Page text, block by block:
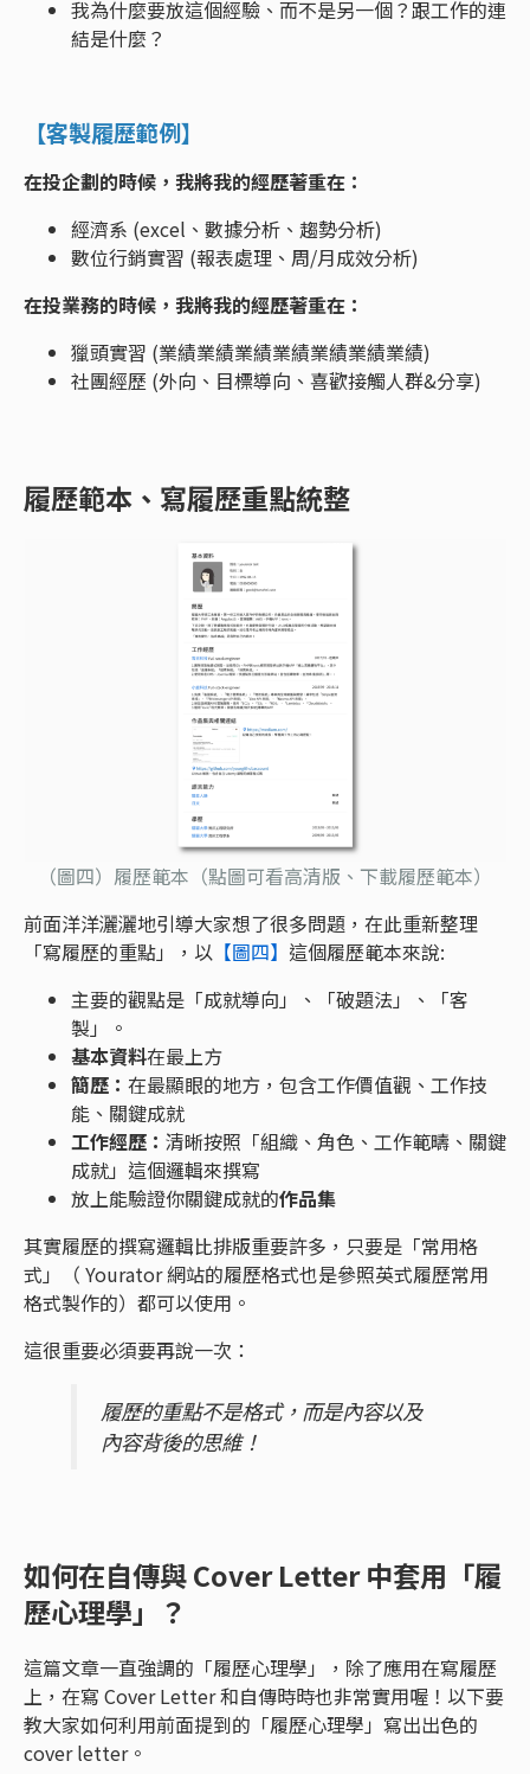
我為什麼要放這個經驗、而不是另一個？跟工作的連
結是什麼？
【客製履歷範例】
在投企劃的時候，我將我的經歷著重在：
經濟系 (excel、數據分析、趨勢分析)
數位行銷實習 (報表處理、周/月成效分析)
在投業務的時候，我將我的經歷著重在：
獵頭實習 (業績業績業績業績業績業績業績)
社團經歷 (外向、目標導向、喜歡接觸人群&分享)
履歷範本、寫履歷重點統整
（圖四）履歷範本（點圖可看高清版、下載履歷範本）
前面洋洋灑灑地引導大家想了很多問題，在此重新整理
「寫履歷的重點」，以 【圖四】 這個履歷範本來說:
主要的觀點是「成就導向」、「破題法」、「客
製」。
基本資料在最上方
簡歷： 在最顯眼的地方，包含工作價值觀、工作技
能、關鍵成就
工作經歷： 清晰按照「組織、角色、工作範疇、關鍵
成就」這個邏輯來撰寫
放上能驗證你關鍵成就的作品集
其實履歷的撰寫邏輯比排版重要許多，只要是「常用格
式」（ Yourator 網站的履歷格式也是參照英式履歷常用
格式製作的）都可以使用。
這很重要必須要再說一次：
履歷的重點不是格式，而是內容以及
內容背後的思維！
如何在自傳與 Cover Letter 中套用「履
歷心理學」？
這篇文章一直強調的「履歷心理學」，除了應用在寫履歷
上，在寫 Cover Letter 和自傳時時也非常實用喔！以下要
教大家如何利用前面提到的「履歷心理學」寫出出色的
cover letter。